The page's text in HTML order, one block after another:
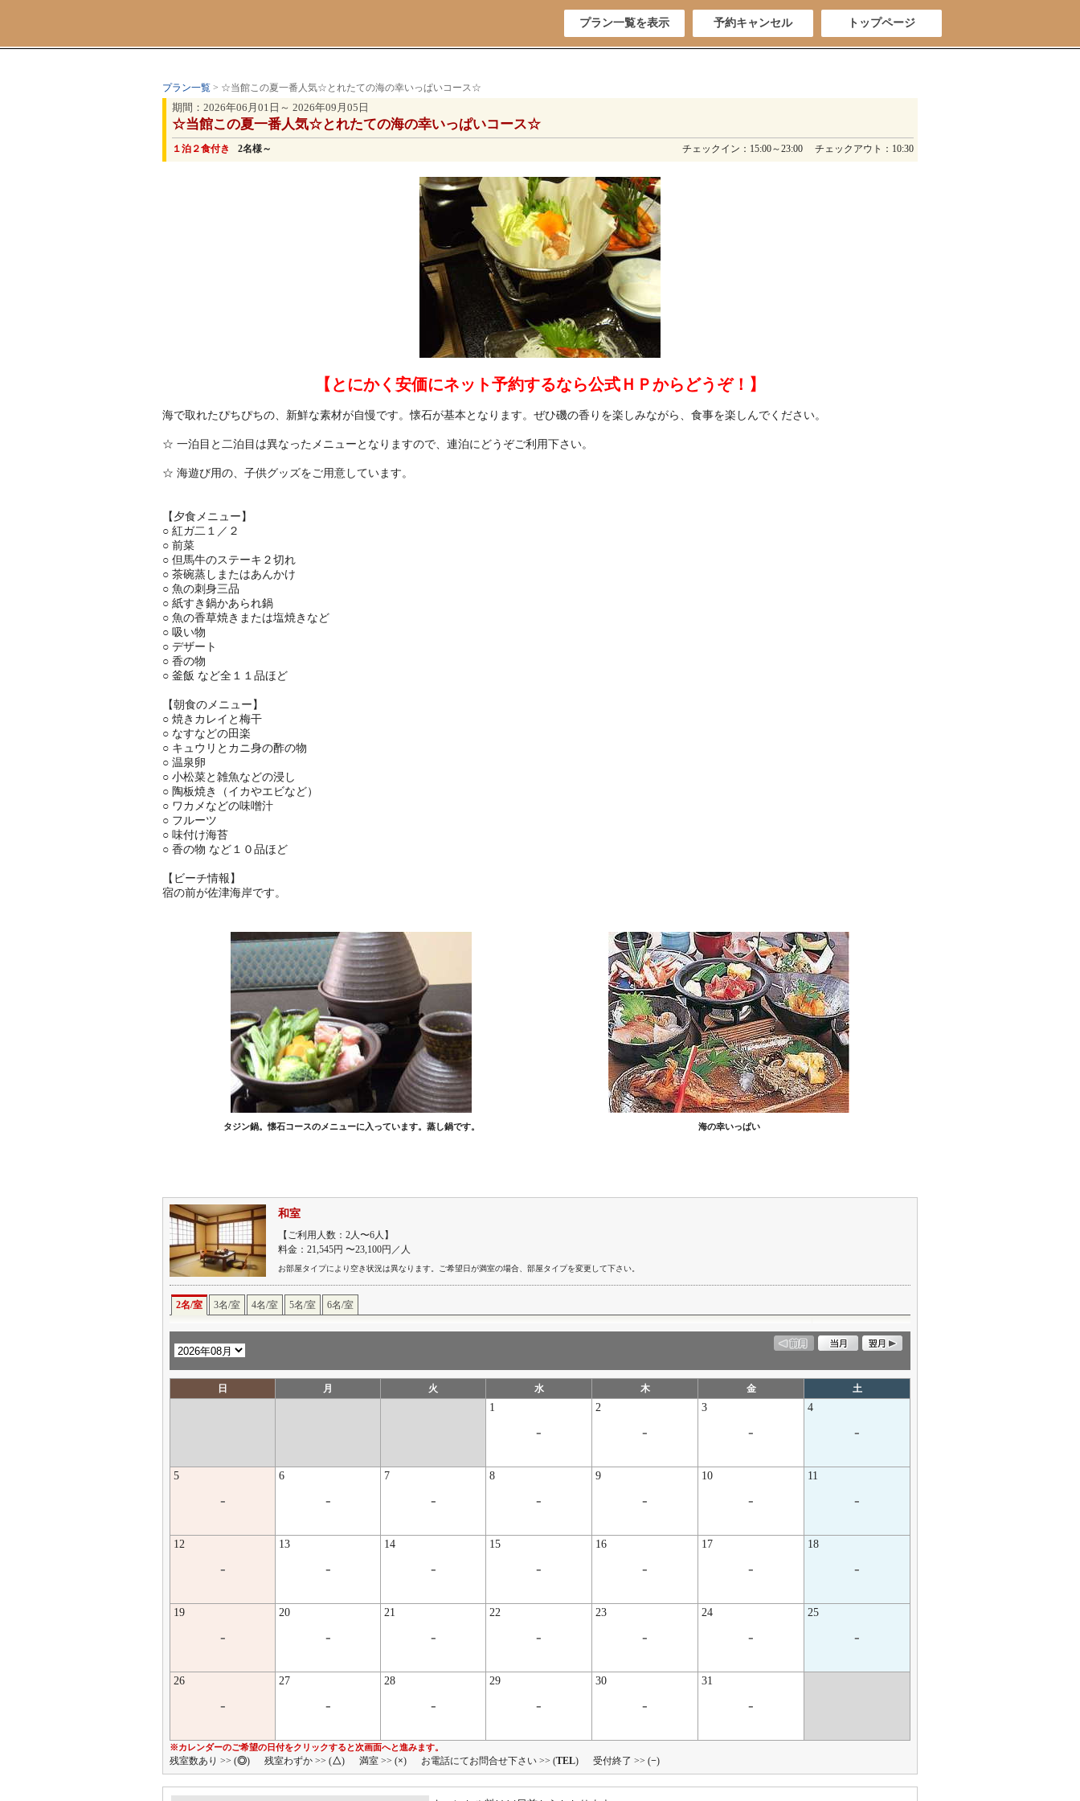
プラン一覧を表示 予約キャンセル トップページ
プラン一覧 > ☆当館この夏一番人気☆とれたての海の幸いっぱいコース☆
期間：2026年06月01日～ 2026年09月05日
☆当館この夏一番人気☆とれたての海の幸いっぱいコース☆
１泊２食付き 2名様～ チェックイン：15:00～23:00 チェックアウト：10:30
【とにかく安価にネット予約するなら公式ＨＰからどうぞ！】
海で取れたぴちぴちの、新鮮な素材が自慢です。懐石が基本となります。ぜひ磯の香りを楽しみながら、食事を楽しんでください。
☆ 一泊目と二泊目は異なったメニューとなりますので、連泊にどうぞご利用下さい。
☆ 海遊び用の、子供グッズをご用意しています。
【夕食メニュー】
○ 紅ガ二１／２
○ 前菜
○ 但馬牛のステーキ２切れ
○ 茶碗蒸しまたはあんかけ
○ 魚の刺身三品
○ 紙すき鍋かあられ鍋
○ 魚の香草焼きまたは塩焼きなど
○ 吸い物
○ デザート
○ 香の物
○ 釜飯 など全１１品ほど
【朝食のメニュー】
○ 焼きカレイと梅干
○ なすなどの田楽
○ キュウリとカニ身の酢の物
○ 温泉卵
○ 小松菜と雑魚などの浸し
○ 陶板焼き（イカやエビなど）
○ ワカメなどの味噌汁
○ フルーツ
○ 味付け海苔
○ 香の物 など１０品ほど
【ビーチ情報】
宿の前が佐津海岸です。
タジン鍋。懐石コースのメニューに入っています。蒸し鍋です。 海の幸いっぱい
和室
【ご利用人数：2人〜6人】
料金：21,545円 〜23,100円／人
お部屋タイプにより空き状況は異なります。ご希望日が満室の場合、部屋タイプを変更して下さい。
2名/室 3名/室 4名/室 5名/室 6名/室
日 月 火 水 木 金 土
1
-
2
-
3
-
4
-
5
-
6
-
7
-
8
-
9
-
10
-
11
-
12
-
13
-
14
-
15
-
16
-
17
-
18
-
19
-
20
-
21
-
22
-
23
-
24
-
25
-
26
-
27
-
28
-
29
-
30
-
31
-
※カレンダーのご希望の日付をクリックすると次画面へと進みます。
残室数あり >> (◎) 残室わずか >> (△) 満室 >> (×) お電話にてお問合せ下さい >> (TEL) 受付終了 >> (−)